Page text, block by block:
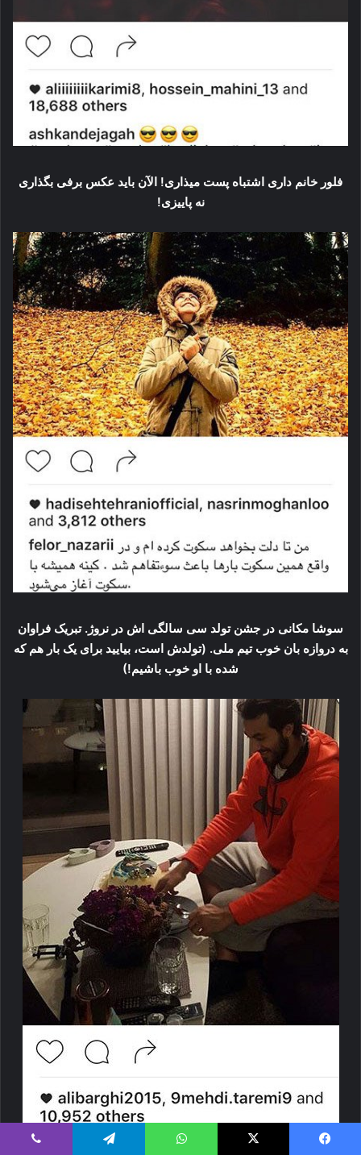
فلور خانم داری اشتباه پست میذاری! الآن باید عکس برفی بگذاری
نه پاییزی!
سوشا مکانی در جشن تولد سی سالگی اش در نروژ. تبریک فراوان
به دروازه بان خوب تیم ملی. (تولدش است، بیایید برای یک بار هم که
شده با او خوب باشیم!)